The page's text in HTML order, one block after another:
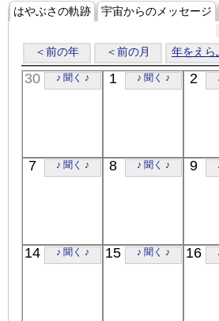
はやぶさの軌跡 宇宙からのメッセージ
＜前の年
＜前の月 年をえら
30 ♪ 聞く ♪ 1 ♪ 聞く ♪ 2
7 ♪ 聞く ♪ 8 ♪ 聞く ♪ 9
14 ♪ 聞く ♪ 15 ♪ 聞く ♪ 16